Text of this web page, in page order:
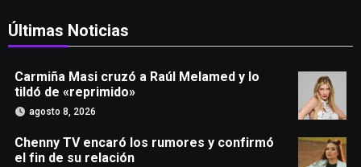
Últimas Noticias
Carmiña Masi cruzó a Raúl Melamed y lo
tildó de «reprimido»
agosto 8, 2026
Chenny TV encaró los rumores y confirmó
el fin de su relación